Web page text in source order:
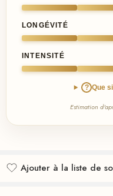
LONGÉVITÉ
INTENSITÉ
? Que
Estimation
Ajouter à la liste de